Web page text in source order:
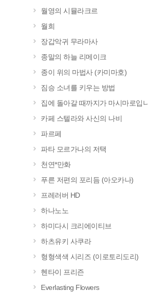
월영의 시뮬라크르
월희
장갑악귀 무라마사
종말의 하늘 리메이크
종이 위의 마법사 (카미마호)
짐승 소녀를 키우는 방법
집에 돌아갈 때까지가 마시마로입
카페 스텔라와 사신의 나비
파르페
파타 모르가나의 저택
천연*만화
푸른 저편의 포리듬 (아오카나)
프레러버 HD
하나노노
하미다시 크리에이티브
하츠유키 사쿠라
형형색색 시리즈 (이로토리도리)
헨타이 프리즌
Everlasting Flowers